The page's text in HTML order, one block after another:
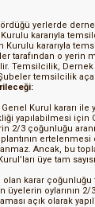
yerlerde
kararıyla
kararıyla
tarafından o yerin
Temsilcilik, Dernek
temsilcilik
Kurul kararı ile
yapılabilmesi için
2/3 çoğunluğu
Ancak, bu
üye tam
karar çoğunluğu
üyelerin oylarının 2/
açık olarak